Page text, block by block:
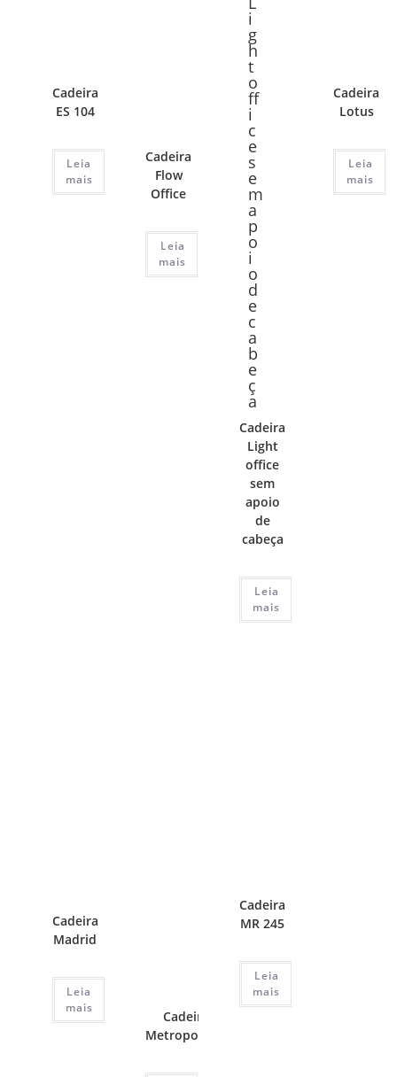
Cadeira
ES 104
Leia
mais
Cadeira
Flow
Office
Leia
mais
Cadeira
Light
office
sem
apoio
de
cabeça
Leia
mais
Cadeira
Lotus
Leia
mais
Cadeira
Madrid
Leia
mais
Cadeira
Metropolitan
Cadeira
MR 245
Leia
mais